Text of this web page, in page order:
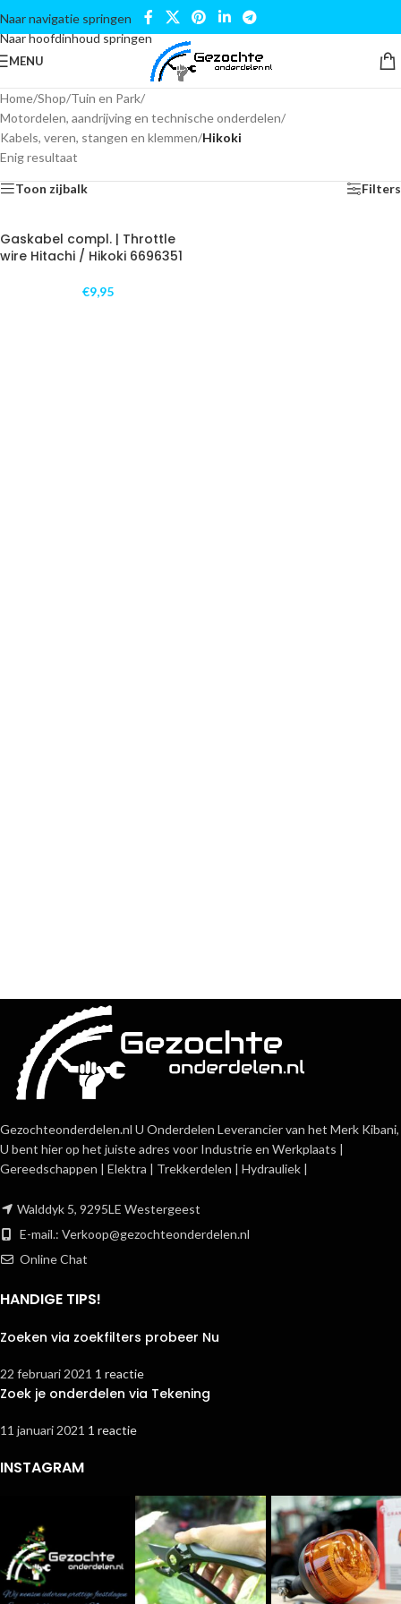
Naar navigatie springen
Naar hoofdinhoud springen
MENU
Home/Shop/Tuin en Park/
Motordelen, aandrijving en technische onderdelen/
Kabels, veren, stangen en klemmen/Hikoki
Enig resultaat
Toon zijbalk Filters
Gaskabel compl. | Throttle
wire Hitachi / Hikoki 6696351
€9,95
Gezochteonderdelen.nl U Onderdelen Leverancier van het Merk Kibani,
U bent hier op het juiste adres voor Industrie en Werkplaats |
Gereedschappen | Elektra | Trekkerdelen | Hydrauliek |
Walddyk 5, 9295LE Westergeest
E-mail.: Verkoop@gezochteonderdelen.nl
Online Chat
HANDIGE TIPS!
Zoeken via zoekfilters probeer Nu
22 februari 2021 1 reactie
Zoek je onderdelen via Tekening
11 januari 2021 1 reactie
INSTAGRAM